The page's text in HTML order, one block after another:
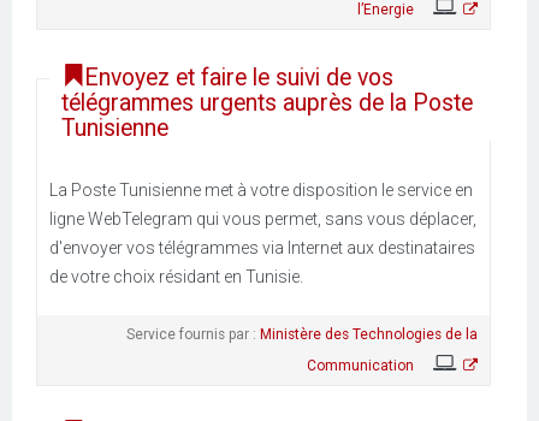
l’Energie
Envoyez et faire le suivi de vos
télégrammes urgents auprès de la Poste
Tunisienne
La Poste Tunisienne met à votre disposition le service en
ligne WebTelegram qui vous permet, sans vous déplacer,
d'envoyer vos télégrammes via Internet aux destinataires
de votre choix résidant en Tunisie.
Service fournis par : Ministère des Technologies de la
Communication